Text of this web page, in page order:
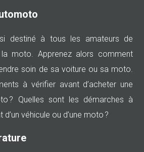
destiné à tous les amateurs de
moto. Apprenez alors comment
soin de sa voiture ou sa moto.
à vérifier avant d’acheter une
? Quelles sont les démarches à
d’un véhicule ou d’une moto ?